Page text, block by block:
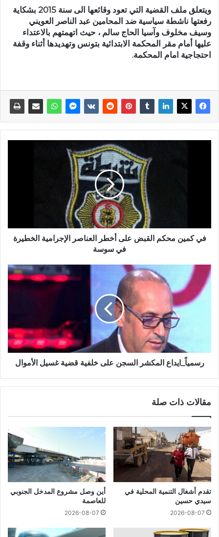
ويتعلق ملف القضية التي تعود وقائعها الى سنة 2015 بشكاية
رفعتها ناشطة سياسية ضد المحامين عبد الناصر العويني
وسيف مخلوف وآسيا الحاج سالم ، حيث اتهمتهم بالاعتداء
عليها أمام مقر المحكمة الابتدائية بتونس وتهديدها أثناء وقفة
احتجاجية امام المحكمة.
في كمين محكم القبض على أخطر العناصر الإجرامية الخطيرة
في سوسة
رسمياً_ايداع المكشر السجن على خلفية قضية غسيل الأموال
مقالات ذات صلة
تقدم أشغال التنمية المحلية في
سيدي حسين
2026-08-07
أين وصل مشروع المدخل الجنوبي
للعاصمة
2026-08-07